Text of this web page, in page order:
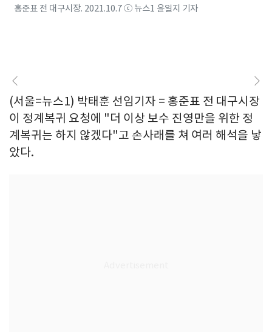
홍준표 전 대구시장. 2021.10.7 ⓒ 뉴스1 윤일지 기자
(서울=뉴스1) 박태훈 선임기자 = 홍준표 전 대구시장
이 정계복귀 요청에 "더 이상 보수 진영만을 위한 정
계복귀는 하지 않겠다"고 손사래를 쳐 여러 해석을 낳
았다.